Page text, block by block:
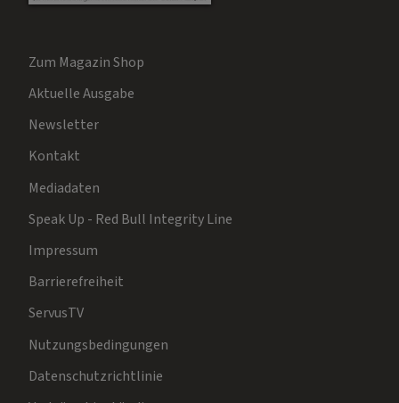
Zum Magazin Shop
Aktuelle Ausgabe
Newsletter
Kontakt
Mediadaten
Speak Up - Red Bull Integrity Line
Impressum
Barrierefreiheit
ServusTV
Nutzungsbedingungen
Datenschutzrichtlinie